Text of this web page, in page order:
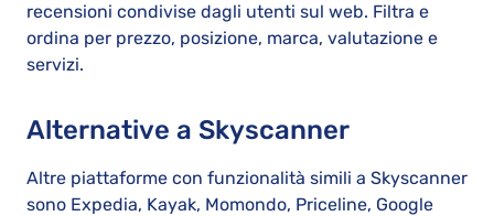
recensioni condivise dagli utenti sul web. Filtra e
ordina per prezzo, posizione, marca, valutazione e
servizi.
Alternative a Skyscanner
Altre piattaforme con funzionalità simili a Skyscanner
sono Expedia, Kayak, Momondo, Priceline, Google